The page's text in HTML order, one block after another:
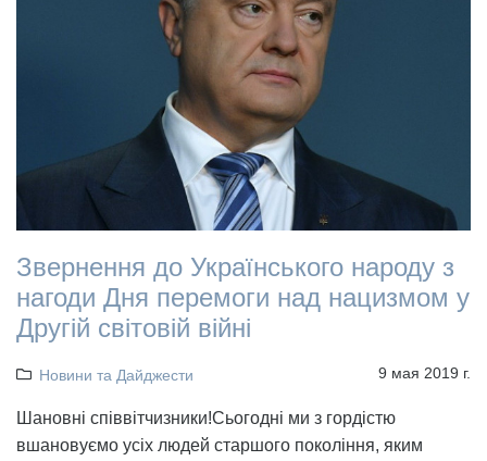
Звернення до Українського народу з
нагоди Дня перемоги над нацизмом у
Другій світовій війні
Новини та Дайджести 9 мая 2019 г.
Шановні співвітчизники!Сьогодні ми з гордістю
вшановуємо усіх людей старшого покоління, яким